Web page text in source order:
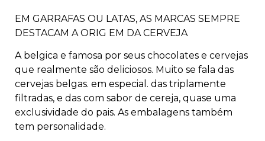
EM GARRAFAS OU LATAS, AS MARCAS SEMPRE
DESTACAM A ORIG EM DA CERVEJA
A belgica e famosa por seus chocolates e cervejas
que realmente são deliciosos. Muito se fala das
cervejas bel­gas. em especial. das triplamente
filtradas, e das com sabor de cereja, quase uma
exclusividade do pais. As embalagens também
tem personalidade.